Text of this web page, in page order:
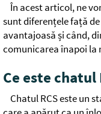
În acest articol, ne
sunt diferențele față
avantajoasă și când,
comunicarea înapoi
Ce este chatul
Chatul RCS este un